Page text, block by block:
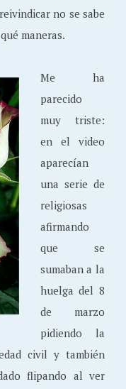
no se sabe
maneras.
Me ha
parecido
muy triste:
en el video
aparecían
una serie de
religiosas
afirmando
que se
sumaban a la
huelga del 8
de marzo
pidiendo la
civil y también
flipando al ver